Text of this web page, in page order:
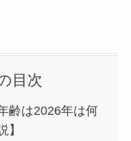
目次
齢は2026年は何
】